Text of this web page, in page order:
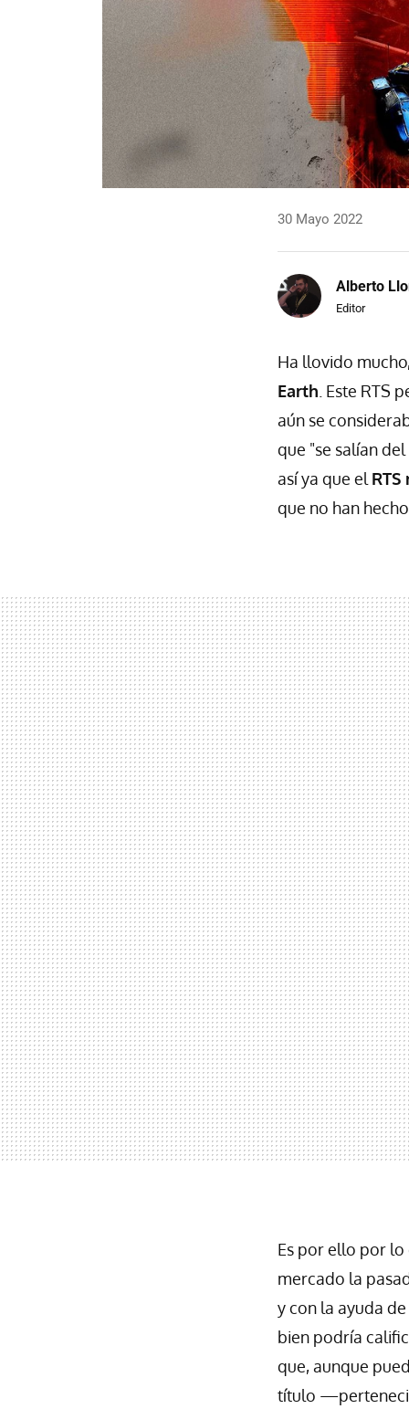
30 Mayo 2022
Alberto
Editor
Ha llovido
Earth . Este RTS
aún se
que "se salían
así ya que el
que no han
Es por ello por
mercado la
y con la ayuda
bien podría
que, aunque
título